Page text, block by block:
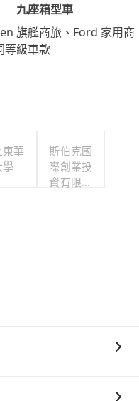
九座箱型車
旗艦商旅、Ford 家用商
等級車款
華
學
斯伯克國
際創業投
資有限公
假設從小人國主題樂園